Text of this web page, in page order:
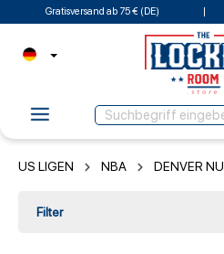
Gratisversand ab 75 € (DE)
US LIGEN NBA DENVER
Filter